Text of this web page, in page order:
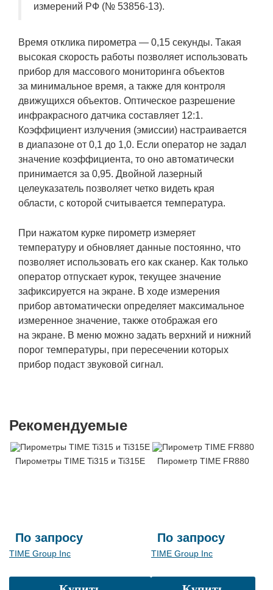
измерений РФ (№ 53856-13).
Время отклика пирометра — 0,15 секунды. Такая
высокая скорость работы позволяет использовать
прибор для массового мониторинга объектов
за минимальное время, а также для контроля
движущихся объектов. Оптическое разрешение
инфракрасного датчика составляет 12:1.
Коэффициент излучения (эмиссии) настраивается
в диапазоне от 0,1 до 1,0. Если оператор не задал
значение коэффициента, то оно автоматически
принимается за 0,95. Двойной лазерный
целеуказатель позволяет четко видеть края
области, с которой считывается температура.
При нажатом курке пирометр измеряет
температуру и обновляет данные постоянно, что
позволяет использовать его как сканер. Как только
оператор отпускает курок, текущее значение
зафиксируется на экране. В ходе измерения
прибор автоматически определяет максимальное
измеренное значение, также отображая его
на экране. В меню можно задать верхний и нижний
порог температуры, при пересечении которых
прибор подаст звуковой сигнал.
Рекомендуемые
Пирометры TIME Ti315 и Ti315E
По запросу
TIME Group Inc
Пирометр TIME FR880
По запросу
TIME Group Inc